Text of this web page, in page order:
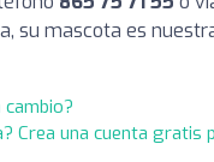
su mascota es
Crea una cuenta